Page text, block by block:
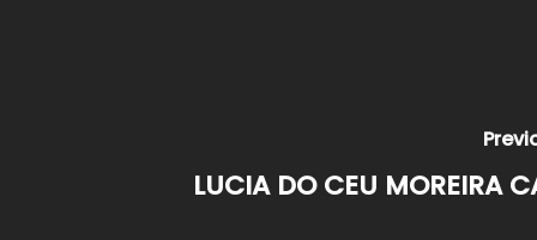
LUCIA DO CEU MOREIRA